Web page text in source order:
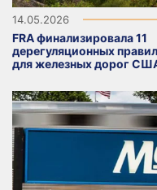
14.05.2026
FRA финализировала 11
дерегуляционных правил
для железных дорог